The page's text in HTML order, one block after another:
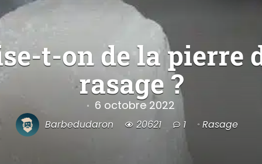
t-on de la pierre
rasage ?
6 octobre 2022
Barbedudaron 20621 1 Rasage